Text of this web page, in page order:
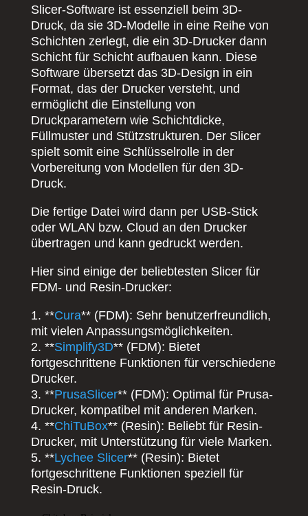
Slicer-Software ist essenziell beim 3D-
Druck, da sie 3D-Modelle in eine Reihe von
Schichten zerlegt, die ein 3D-Drucker dann
Schicht für Schicht aufbauen kann. Diese
Software übersetzt das 3D-Design in ein
Format, das der Drucker versteht, und
ermöglicht die Einstellung von
Druckparametern wie Schichtdicke,
Füllmuster und Stützstrukturen. Der Slicer
spielt somit eine Schlüsselrolle in der
Vorbereitung von Modellen für den 3D-
Druck.
Die fertige Datei wird dann per USB-Stick
oder WLAN bzw. Cloud an den Drucker
übertragen und kann gedruckt werden.
Hier sind einige der beliebtesten Slicer für
FDM- und Resin-Drucker:
1. **Cura** (FDM): Sehr benutzerfreundlich,
mit vielen Anpassungsmöglichkeiten.
2. **Simplify3D** (FDM): Bietet
fortgeschrittene Funktionen für verschiedene
Drucker.
3. **PrusaSlicer** (FDM): Optimal für Prusa-
Drucker, kompatibel mit anderen Marken.
4. **ChiTuBox** (Resin): Beliebt für Resin-
Drucker, mit Unterstützung für viele Marken.
5. **Lychee Slicer** (Resin): Bietet
fortgeschrittene Funktionen speziell für
Resin-Druck.